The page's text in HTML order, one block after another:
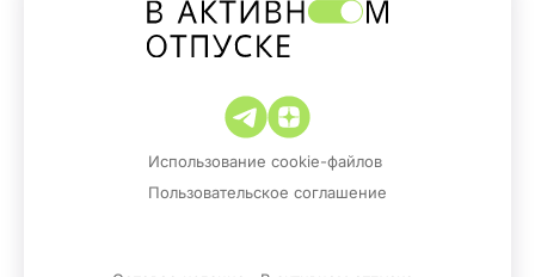
Использование cookie-файлов
Пользовательское соглашение